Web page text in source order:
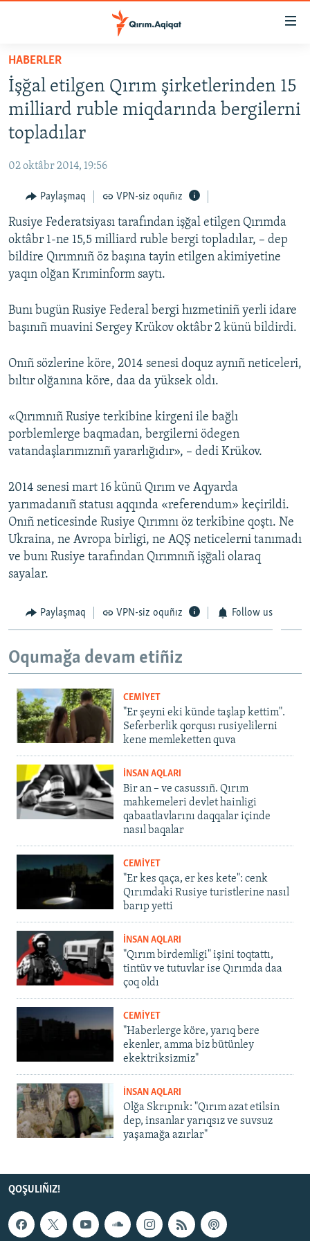
Esas
mündericege
qaytmaq
Baş
navigatsiyağa
qaytmaq
Qıdıruvğa
HABERLER
SİYASET
İQTİSADİYAT
MEDENİYET
İNSAN AQLARI
VİDEO
SÜRET
BLOGLAR
Русский
Українською
RFE/RS bütün saytları
HABERLER
İşğal etilgen Qırım şirketlerinden 15
milliard ruble miqdarında bergilerni
topladılar
02 oktâbr 2014, 19:56
Paylaşmaq VPN-siz oquñız
Rusiye Federatsiyası tarafından işğal etilgen Qırımda
oktâbr 1-ne 15,5 milliard ruble bergi topladılar, – dep
bildire Qırımnıñ öz başına tayin etilgen akimiyetine
yaqın olğan Krıminform saytı.
Bunı bugün Rusiye Federal bergi hızmetiniñ yerli idare
başınıñ muavini Sergey Krükov oktâbr 2 künü bildirdi.
Onıñ sözlerine köre, 2014 senesi doquz aynıñ neticeleri,
bıltır olğanına köre, daa da yüksek oldı.
«Qırımnıñ Rusiye terkibine kirgeni ile bağlı
porblemlerge baqmadan, bergilerni ödegen
vatandaşlarımıznıñ yararlığıdır», – dedi Krükov.
2014 senesi mart 16 künü Qırım ve Aqyarda
yarımadanıñ statusı aqqında «referendum» keçirildi.
Onıñ neticesinde Rusiye Qırımnı öz terkibine qoştı. Ne
Ukraina, ne Avropa birligi, ne AQŞ neticelerni tanımadı
ve bunı Rusiye tarafından Qırımnıñ işğali olaraq
sayalar.
Paylaşmaq VPN-siz oquñız Follow us
Oqumağa devam etiñiz
CEMİYET
"Er şeyni eki künde taşlap kettim".
Seferberlik qorqusı rusiyelilerni
kene memleketten quva
İNSAN AQLARI
Bir an – ve casussıñ. Qırım
mahkemeleri devlet hainligi
qabaatlavlarını daqqalar içinde
nasıl baqalar
CEMİYET
"Er kes qaça, er kes kete": cenk
Qırımdaki Rusiye turistlerine nasıl
barıp yetti
İNSAN AQLARI
"Qırım birdemligi" işini toqtattı,
tintüv ve tutuvlar ise Qırımda daa
çoq oldı
CEMİYET
"Haberlerge köre, yarıq bere
ekenler, amma biz bütünley
ekektriksizmiz"
İNSAN AQLARI
Olğa Skrıpnık: "Qırım azat etilsin
dep, insanlar yarıqsız ve suvsuz
yaşamağa azırlar"
QOŞULIÑIZ!